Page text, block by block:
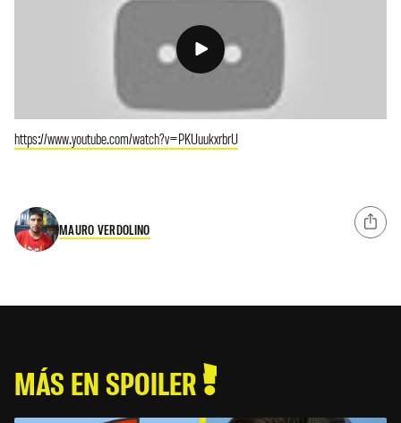
https://www.youtube.com/watch?v=PKUuukxrbrU
MAURO VERDOLINO
MÁS EN SPOILER